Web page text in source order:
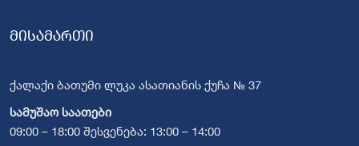
მისამართი
ქალაქი ბათუმი ლუკა ასათიანის ქუჩა № 37
სამუშაო საათები
09:00 – 18:00 შესვენება: 13:00 – 14:00